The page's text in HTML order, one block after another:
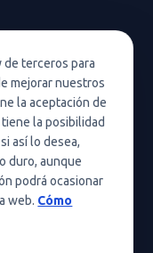
de terceros para
mejorar nuestros
la aceptación de
la posibilidad
así lo desea,
duro, aunque
podrá ocasionar
web. Cómo